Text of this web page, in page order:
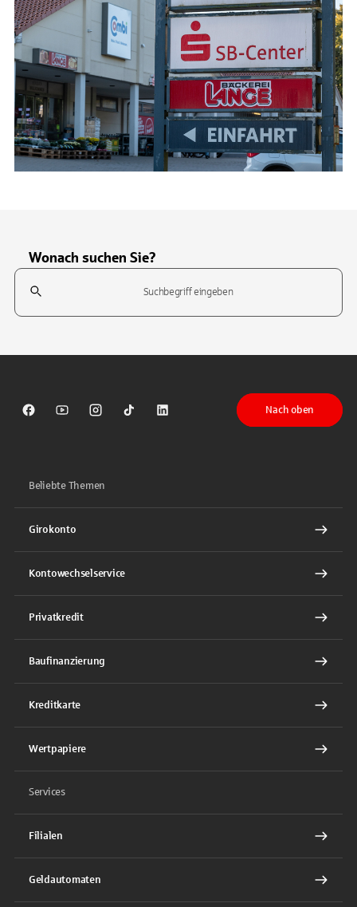
Wonach suchen Sie?
Suchfeld
Sparkasse auf Facebook
Sparkasse auf Youtube
Sparkasse auf Instagram
Sparkasse auf TikTok
Sparkasse auf LinkedIn
Nach oben
Beliebte Themen
Girokonto
Kontowechselservice
Privatkredit
Baufinanzierung
Kreditkarte
Wertpapiere
Services
Filialen
Geldautomaten